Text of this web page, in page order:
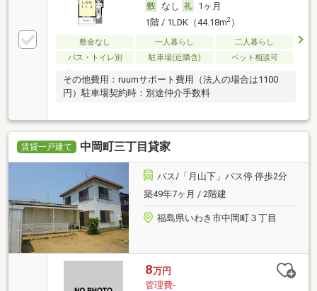
なし
1ヶ月
1階 / 1LDK（44.18m2）
敷金なし 一人暮らし
二人暮らし
バス・トイレ別
駐車場(近隣含) ペット相談可
その他費用：ruumサポート費用（法人の場合は1100
円）駐車場契約時：別途仲介手数料
賃貸一戸建て 中岡町三丁目貸家
バス/「月山下」バス停 停歩2分
築49年7ヶ月 / 2階建
福島県いわき市中岡町３丁目
8万円
管理費-